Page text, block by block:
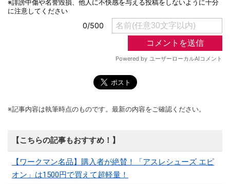
※記事内容は執筆時点のものです。最新の内容をご確認ください。
【こちらの記事もおすすめ！】
【ワークマン名品】購入者が絶賛！「アスレシューズ エピ
オン」は1500円で買えて超軽量！